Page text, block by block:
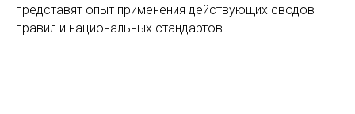
представят опыт применения действующих сводов
правил и национальных стандартов.